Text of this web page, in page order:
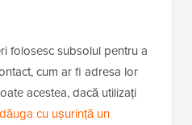
folosesc subsolul pentru a
cum ar fi adresa lor
acestea, dacă utilizați
cu ușurință un